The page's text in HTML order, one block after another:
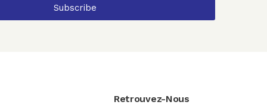
Subscribe
Retrouvez-Nous